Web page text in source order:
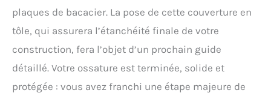
plaques de bacacier. La pose de cette couverture en
tôle, qui assurera l’étanchéité finale de votre
construction, fera l’objet d’un prochain guide
détaillé. Votre ossature est terminée, solide et
protégée : vous avez franchi une étape majeure de